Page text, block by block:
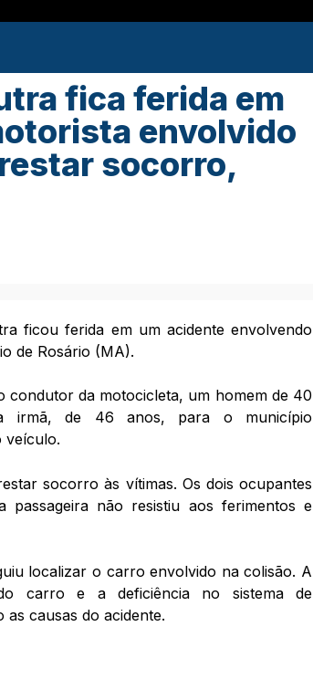
fica ferida em
envolvido
socorro,
ficou ferida em um acidente envolvendo
de Rosário (MA).
condutor da motocicleta, um homem de 40
irmã, de 46 anos, para o município
veículo.
socorro às vítimas. Os dois ocupantes
não resistiu aos ferimentos e
localizar o carro envolvido na colisão. A
carro e a deficiência no sistema de
causas do acidente.